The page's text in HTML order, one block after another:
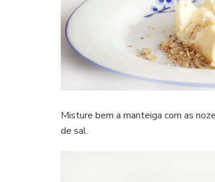
Misture bem a manteiga com as
de sal.